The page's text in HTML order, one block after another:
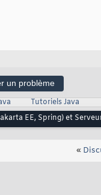
un problème
Tutoriels Java
EE, Spring) et
«